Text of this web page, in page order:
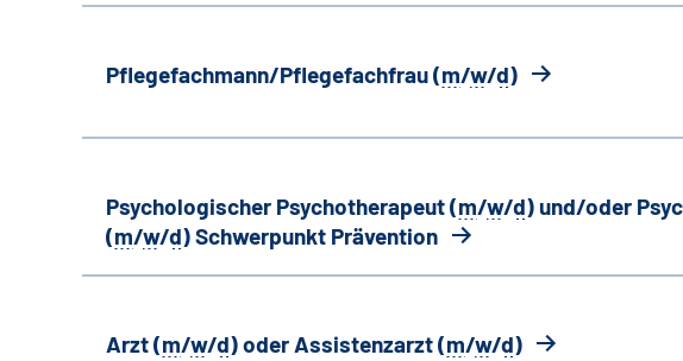
Pflegefachmann/Pflegefachfrau (m/w/d)
Psychologischer Psychotherapeut (m/w/d) und/oder
(m/w/d) Schwerpunkt Prävention
Arzt (m/w/d) oder Assistenzarzt (m/w/d)